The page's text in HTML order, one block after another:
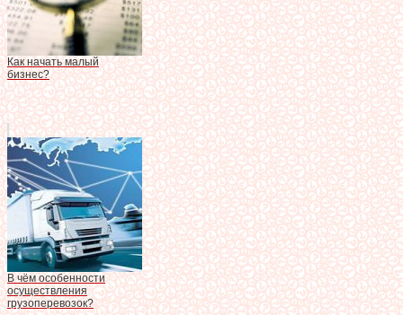
Как начать малый
бизнес?
В чём особенности
осуществления
грузоперевозок?